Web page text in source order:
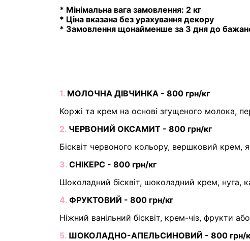
* Мінімальна вага замовлення: 2 кг
* Ціна вказана без урахування декору
* Замовлення щонайменше за 3 дня до
1. МОЛОЧНА ДІВЧИНКА - 800 грн/кг
Коржі та крем на основі згущеного молока,
2. ЧЕРВОНИЙ ОКСАМИТ - 800 грн/кг
Бісквіт червоного кольору, вершковий крем,
3. СНІКЕРС - 800 грн/кг
Шоколадний бісквіт, шоколадний крем, нуга,
4. ФРУКТОВИЙ - 800 грн/кг
Ніжний ванільний бісквіт, крем-чіз, фрукти
5. ШОКОЛАДНО-АПЕЛЬСИНОВИЙ - 800 грн/